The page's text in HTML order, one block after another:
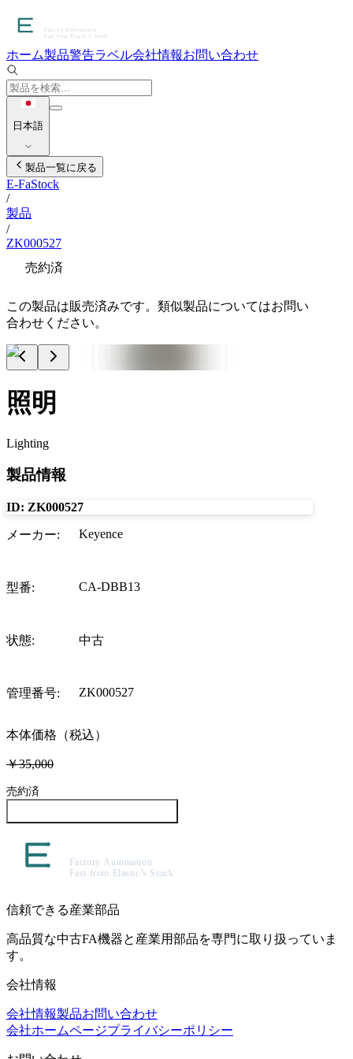
ホーム製品警告ラベル会社情報お問い合わせ
日本語
製品一覧に戻る
E-FaStock
/
製品
/
ZK000527
売約済
この製品は販売済みです。類似製品についてはお問い
合わせください。
照明
Lighting
製品情報
ID: ZK000527
メーカー: Keyence
型番: CA-DBB13
状態: 中古
管理番号: ZK000527
本体価格（税込）
￥35,000
売約済
信頼できる産業部品
高品質な中古FA機器と産業用部品を専門に取り扱っていま
す。
会社情報
会社情報製品お問い合わせ
会社ホームページプライバシーポリシー